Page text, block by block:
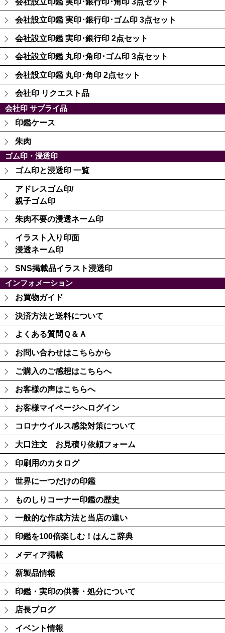
会社設立印鑑 実印･銀行印･ゴム印 3点セット
会社設立印鑑 実印･銀行印 2点セット
会社設立印鑑 丸印･角印･ゴム印 3点セット
会社設立印鑑 丸印･角印 2点セット
会社印 リクエスト品
会社印 サプライ品
印鑑ケース
朱肉
ゴム印・浸透印
ゴム印と浸透印 一覧
アドレスゴム印/
親子ゴム印
朱肉不要の浸透ネーム印
イラスト入り印面
浸透ネーム印
SNS掲載品イラスト浸透印
インフォメーション
お買物ガイド
決済方法と送料について
よくある質問Ｑ＆Ａ
お問い合わせはこちらから
ご購入のご感想はこちらへ
お客様の声はこちらへ
お客様マイページへログイン
コロナウイルス感染対策について
大口注文 お見積り依頼フォーム
印刷用のカタログ
世界に一つだけの印鑑
ものしりコーナー印鑑の歴史
一般的な作成方法と当店の違い
印鑑を100倍楽しむ！はんこ辞典
メディア掲載
新製品情報
印鑑・実印の供養・処分について
店長ブログ
イベント情報